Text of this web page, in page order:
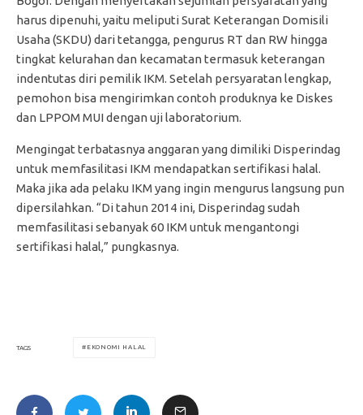
harus dipenuhi, yaitu meliputi Surat Keterangan Domisili
Usaha (SKDU) dari tetangga, pengurus RT dan RW hingga
tingkat kelurahan dan kecamatan termasuk keterangan
indentutas diri pemilik IKM. Setelah persyaratan lengkap,
pemohon bisa mengirimkan contoh produknya ke Diskes
dan LPPOM MUI dengan uji laboratorium.
Mengingat terbatasnya anggaran yang dimiliki Disperindag
untuk memfasilitasi IKM mendapatkan sertifikasi halal.
Maka jika ada pelaku IKM yang ingin mengurus langsung pun
dipersilahkan. “Di tahun 2014 ini, Disperindag sudah
memfasilitasi sebanyak 60 IKM untuk mengantongi
sertifikasi halal,” pungkasnya.
TAGS EKONOMI HALAL